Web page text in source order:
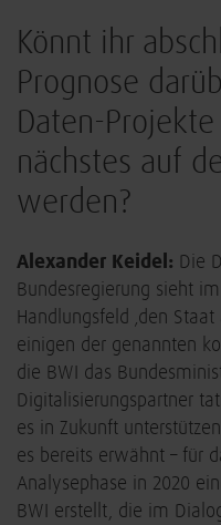
Könnt ihr
Prognose
Daten-
nächstes auf
werden?
Alexander Keidel: Die
Bundesregierung sieht
Handlungsfeld ‚den
einigen der genannten
die BWI das
Digitalisierungspartner
es in Zukunft
es bereits erwähnt – für
Analysephase in 2020
BWI erstellt, die im